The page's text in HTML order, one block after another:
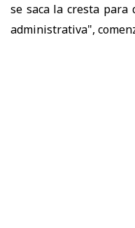
se saca la cresta para
administrativa",